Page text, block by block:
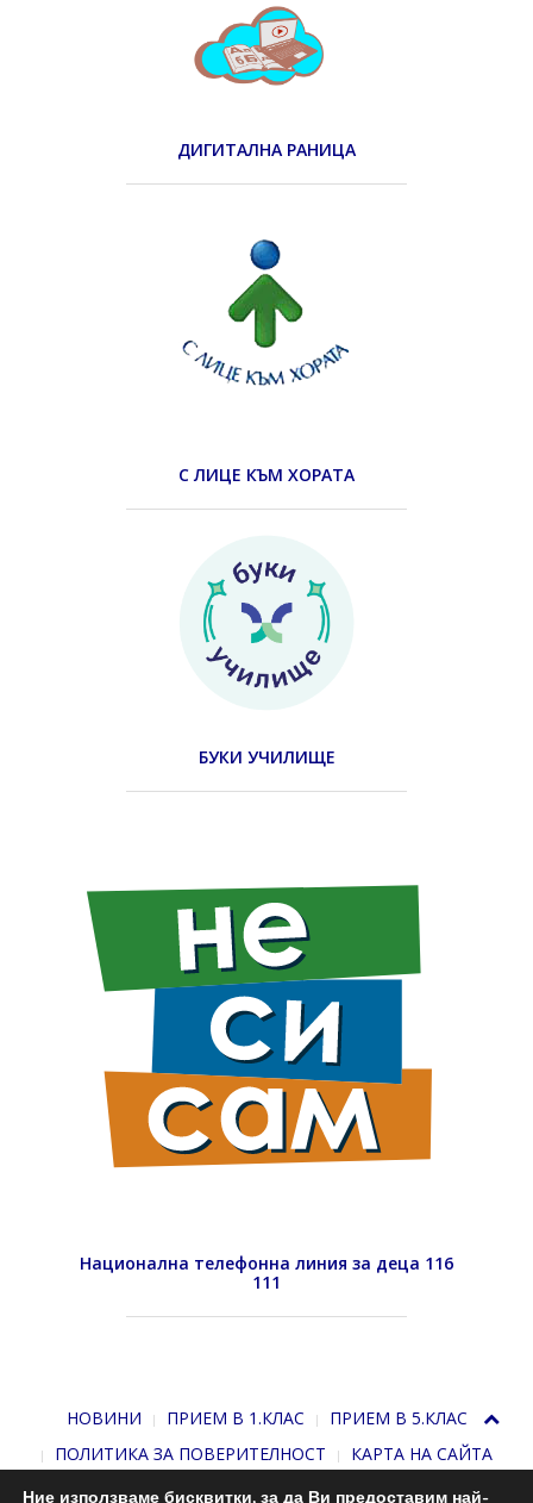
ДИГИТАЛНА РАНИЦА
С ЛИЦЕ КЪМ ХОРАТА
БУКИ УЧИЛИЩЕ
Национална телефонна линия за деца 116
111
НОВИНИ ПРИЕМ В 1.КЛАС
ПРИЕМ В 5.КЛАС
ПОЛИТИКА ЗА ПОВЕРИТЕЛНОСТ
КАРТА НА САЙТА
Ние използваме бисквитки, за да Ви предоставим най-